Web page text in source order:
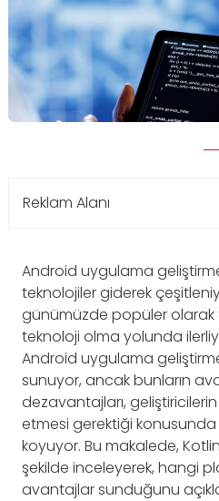
Reklam Alanı
Android uygulama
teknolojiler giderek
günümüzde popüler olarak
teknoloji olma yolunda
Android uygulama
sunuyor, ancak bunların
dezavantajları,
etmesi gerektiği
koyuyor. Bu makalede,
şekilde inceleyerek, hangi
avantajlar sunduğunu